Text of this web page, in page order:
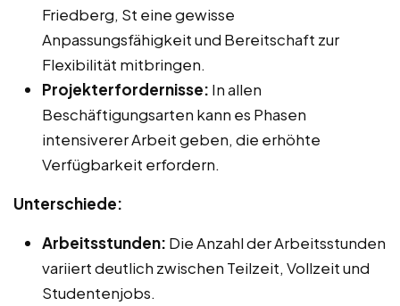
Friedberg, St eine gewisse
Anpassungsfähigkeit und Bereitschaft zur
Flexibilität mitbringen.
Projekterfordernisse: In allen
Beschäftigungsarten kann es Phasen
intensiverer Arbeit geben, die erhöhte
Verfügbarkeit erfordern.
Unterschiede:
Arbeitsstunden: Die Anzahl der Arbeitsstunden
variiert deutlich zwischen Teilzeit, Vollzeit und
Studentenjobs.